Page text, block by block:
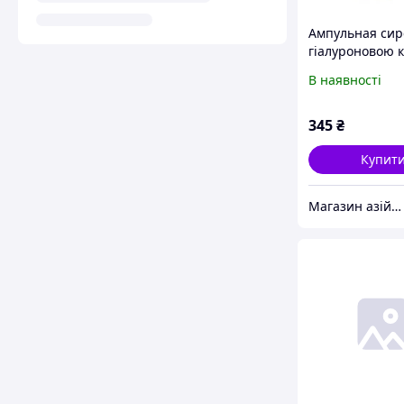
Ампульная
гіалуроновою
Ampoule
В наявності
345₴
Купити
Магазин азійської косметики